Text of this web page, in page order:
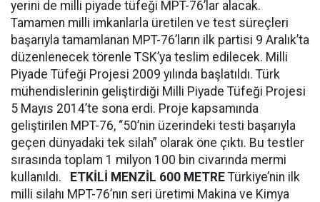
yerini de milli piyade tüfeği MPT-76’lar alacak.
Tamamen milli imkanlarla üretilen ve test süreçleri
başarıyla tamamlanan MPT-76’ların ilk partisi 9 Aralık’ta
düzenlenecek törenle TSK’ya teslim edilecek. Milli
Piyade Tüfeği Projesi 2009 yılında başlatıldı. Türk
mühendislerinin geliştirdiği Milli Piyade Tüfeği Projesi
5 Mayıs 2014’te sona erdi. Proje kapsamında
geliştirilen MPT-76, “50’nin üzerindeki testi başarıyla
geçen dünyadaki tek silah” olarak öne çıktı. Bu testler
sırasında toplam 1 milyon 100 bin civarında mermi
kullanıldı.
ETKİLİ MENZİL 600 METRE Türkiye’nin ilk
milli silahı MPT-76’nın seri üretimi Makina ve Kimya